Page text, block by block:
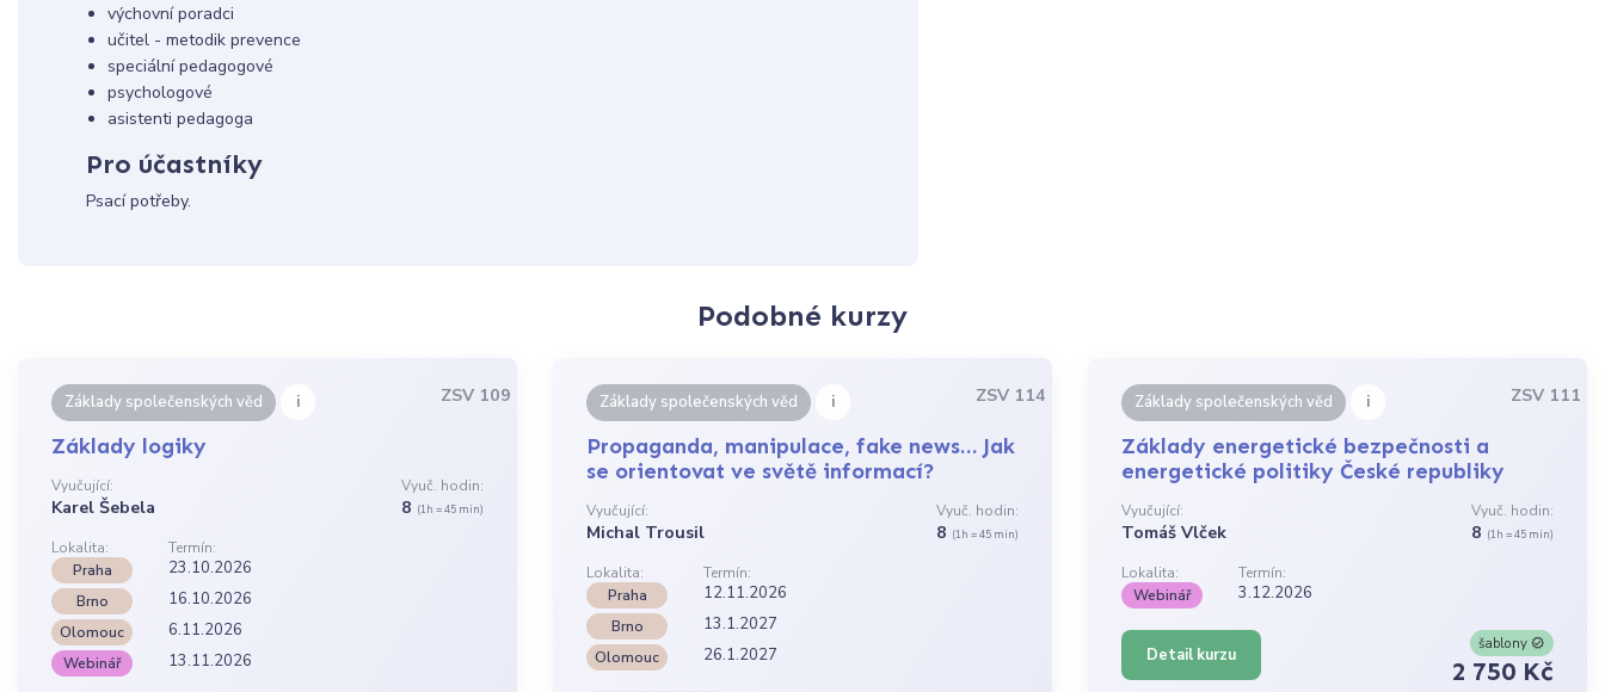
výchovní poradci
učitel - metodik prevence
speciální pedagogové
psychologové
asistenti pedagoga
Pro účastníky
Psací potřeby.
Podobné kurzy
Základy společenských věd i ZSV 109
Základy logiky
Vyučující:
Karel Šebela
Vyuč. hodin:
8 (1h = 45 min)
Lokalita:
Termín:
Praha
23.10.2026
Brno 16.10.2026
Olomouc 6.11.2026
Webinář 13.11.2026
Základy společenských věd i ZSV 114
Propaganda, manipulace, fake news… Jak
se orientovat ve světě informací?
Vyučující:
Michal Trousil
Vyuč. hodin:
8 (1h = 45 min)
Lokalita:
Termín:
Praha
12.11.2026
Brno 13.1.2027
Olomouc 26.1.2027
Základy společenských věd i ZSV 111
Základy energetické bezpečnosti a
energetické politiky České republiky
Vyučující:
Tomáš Vlček
Vyuč. hodin:
8 (1h = 45 min)
Lokalita:
Termín:
Webinář
3.12.2026
Detail kurzu
šablony
2 750 Kč